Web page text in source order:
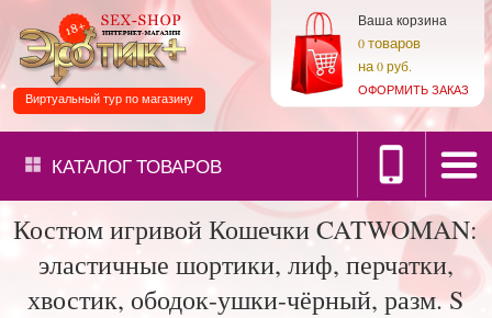
Ваша корзина
0товаров
на0 руб.
ОФОРМИТЬ ЗАКАЗ
Виртуальный тур по магазину
КАТАЛОГТОВАРОВ
Костюм игривой Кошечки CATWOMAN:
эластичные шортики, лиф, перчатки,
хвостик, ободок-ушки-чёрный, разм. S